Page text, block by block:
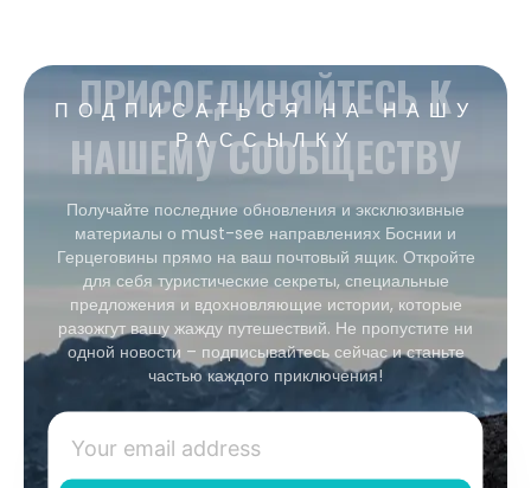
ПОДПИСАТЬСЯ НА НАШУ
РАССЫЛКУ
ПРИСОЕДИНЯЙТЕСЬ К
НАШЕМУ СООБЩЕСТВУ
Получайте последние обновления и эксклюзивные
материалы о must-see направлениях Боснии и
Герцеговины прямо на ваш почтовый ящик. Откройте
для себя туристические секреты, специальные
предложения и вдохновляющие истории, которые
разожгут вашу жажду путешествий. Не пропустите ни
одной новости – подписывайтесь сейчас и станьте
частью каждого приключения!